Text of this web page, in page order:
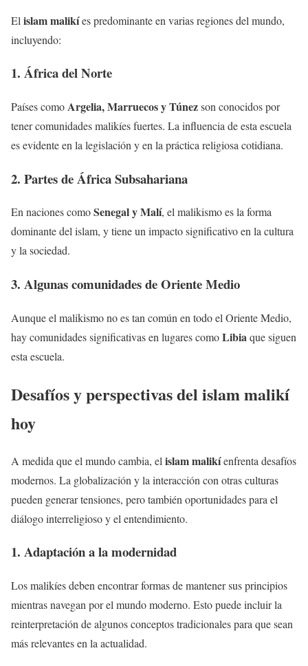
El islam malikíes predominante en varias regiones del mundo,
incluyendo:
1. África del Norte
Países comoArgelia, Marruecos y Túnezson conocidos por
tener comunidades malikíes fuertes. La influencia de esta escuela
es evidente en la legislación y en la práctica religiosa cotidiana.
2. Partes de África Subsahariana
En naciones comoSenegal y Malí, el malikismo es la forma
dominante del islam, y tiene un impacto significativo en la cultura
y la sociedad.
3. Algunas comunidades de Oriente Medio
Aunque el malikismo no es tan común en todo el Oriente Medio,
hay comunidades significativas en lugares comoLibiaque siguen
esta escuela.
Desafíos y perspectivas del islam malikí
hoy
A medida que el mundo cambia, el islam malikíenfrenta desafíos
modernos. La globalización y la interacción con otras culturas
pueden generar tensiones, pero también oportunidades para el
diálogo interreligioso y el entendimiento.
1. Adaptación a la modernidad
Los malikíes deben encontrar formas de mantener sus principios
mientras navegan por el mundo moderno. Esto puede incluir la
reinterpretación de algunos conceptos tradicionales para que sean
más relevantes en la actualidad.